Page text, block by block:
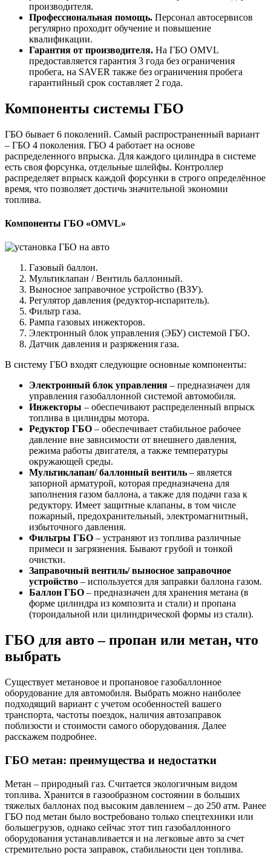
производителя.
Профессиональная помощь. Персонал автосервисов
регулярно проходит обучение и повышение
квалификации.
Гарантия от производителя. На ГБО OMVL
предоставляется гарантия 3 года без ограничения
пробега, на SAVER также без ограничения пробега
гарантийный срок составляет 2 года.
Компоненты системы ГБО
ГБО бывает 6 поколений. Самый распространенный вариант
– ГБО 4 поколения. ГБО 4 работает на основе
распределенного впрыска. Для каждого цилиндра в системе
есть своя форсунка, отдельные шлейфы. Контроллер
распределяет впрыск каждой форсунки в строго определённое
время, что позволяет достичь значительной экономии
топлива.
Компоненты ГБО «OMVL»
Газовый баллон.
Мультиклапан / Вентиль баллонный.
Выносное заправочное устройство (ВЗУ).
Регулятор давления (редуктор-испаритель).
Фильтр газа.
Рампа газовых инжекторов.
Электронный блок управления (ЭБУ) системой ГБО.
Датчик давления и разряжения газа.
В систему ГБО входят следующие основные компоненты:
Электронный блок управления – предназначен для
управления газобаллонной системой автомобиля.
Инжекторы – обеспечивают распределенный впрыск
топлива в цилиндры мотора.
Редуктор ГБО – обеспечивает стабильное рабочее
давление вне зависимости от внешнего давления,
режима работы двигателя, а также температуры
окружающей среды.
Мультиклапан/ баллонный вентиль – является
запорной арматурой, которая предназначена для
заполнения газом баллона, а также для подачи газа к
редуктору. Имеет защитные клапаны, в том числе
пожарный, предохранительный, электромагнитный,
избыточного давления.
Фильтры ГБО – устраняют из топлива различные
примеси и загрязнения. Бывают грубой и тонкой
очистки.
Заправочный вентиль/ выносное заправочное
устройство – используется для заправки баллона газом.
Баллон ГБО – предназначен для хранения метана (в
форме цилиндра из композита и стали) и пропана
(тороидальной или цилиндрической формы из стали).
ГБО для авто – пропан или метан, что
выбрать
Существует метановое и пропановое газобаллонное
оборудование для автомобиля. Выбрать можно наиболее
подходящий вариант с учетом особенностей вашего
транспорта, частоты поездок, наличия автозаправок
поблизости и стоимости самого оборудования. Далее
расскажем подробнее.
ГБО метан: преимущества и недостатки
Метан – природный газ. Считается экологичным видом
топлива. Хранится в газообразном состоянии в больших
тяжелых баллонах под высоким давлением – до 250 атм. Ранее
ГБО под метан было востребовано только спецтехники или
большегрузов, однако сейчас этот тип газобаллонного
оборудования устанавливается и на легковые авто за счет
стремительно роста заправок, стабильности цен топлива.